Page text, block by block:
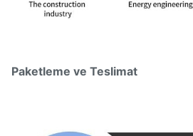
Paketleme ve Teslimat